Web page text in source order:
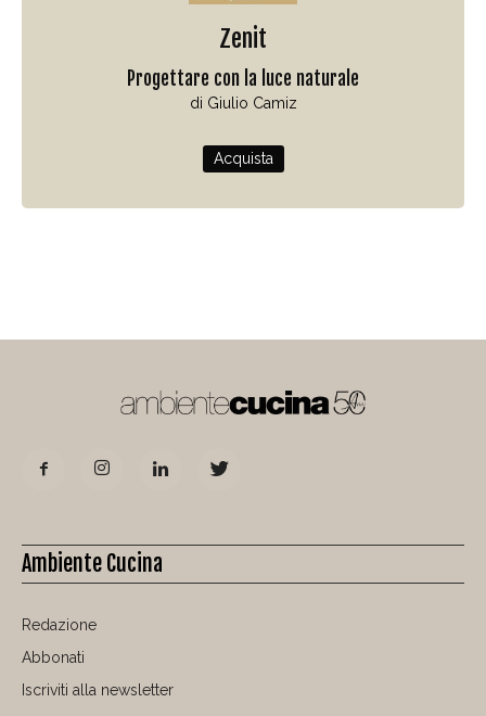
Zenit
Progettare con la luce naturale
di Giulio Camiz
Acquista
Ambiente Cucina
Redazione
Abbonati
Iscriviti alla newsletter